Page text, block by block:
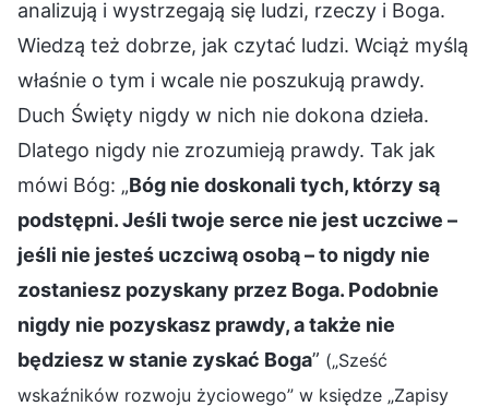
analizują i wystrzegają się ludzi, rzeczy i Boga.
Wiedzą też dobrze, jak czytać ludzi. Wciąż myślą
właśnie o tym i wcale nie poszukują prawdy.
Duch Święty nigdy w nich nie dokona dzieła.
Dlatego nigdy nie zrozumieją prawdy. Tak jak
mówi Bóg: „Bóg nie doskonali tych, którzy są
podstępni. Jeśli twoje serce nie jest uczciwe –
jeśli nie jesteś uczciwą osobą – to nigdy nie
zostaniesz pozyskany przez Boga. Podobnie
nigdy nie pozyskasz prawdy, a także nie
będziesz w stanie zyskać Boga” („Sześć
wskaźników rozwoju życiowego” w księdze „Zapisy